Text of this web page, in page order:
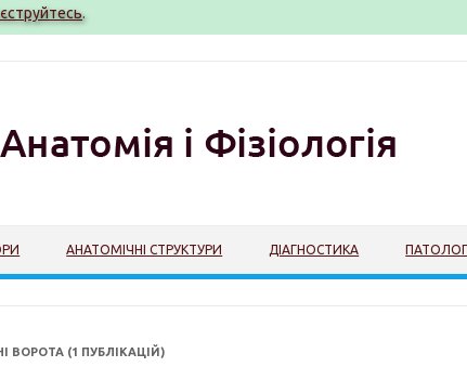
.
АНАТОМІЧНІ СТРУКТУРИ ДІАГНОСТИКА
ВОРОТА (1 ПУБЛІКАЦІЙ)